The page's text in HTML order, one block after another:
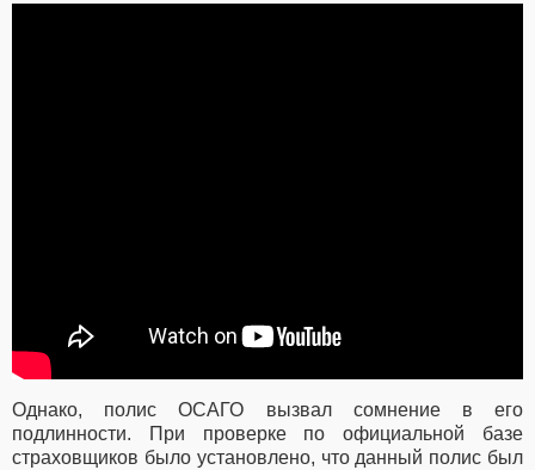
Однако, полис ОСАГО вызвал сомнение в его
подлинности. При проверке по официальной базе
страховщиков было установлено, что данный полис был